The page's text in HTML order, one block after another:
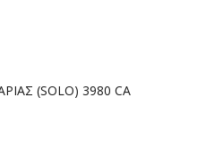
(SOLO) 3980 CA